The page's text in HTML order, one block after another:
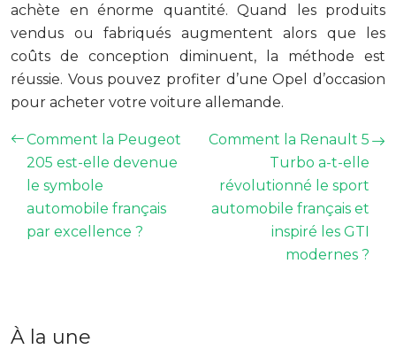
achète en énorme quantité. Quand les produits
vendus ou fabriqués augmentent alors que les
coûts de conception diminuent, la méthode est
réussie. Vous pouvez profiter d’une Opel d’occasion
pour acheter votre voiture allemande.
Comment la Peugeot
205 est-elle devenue
le symbole
automobile français
par excellence ?
Comment la Renault 5
Turbo a-t-elle
révolutionné le sport
automobile français et
inspiré les GTI
modernes ?
À la une